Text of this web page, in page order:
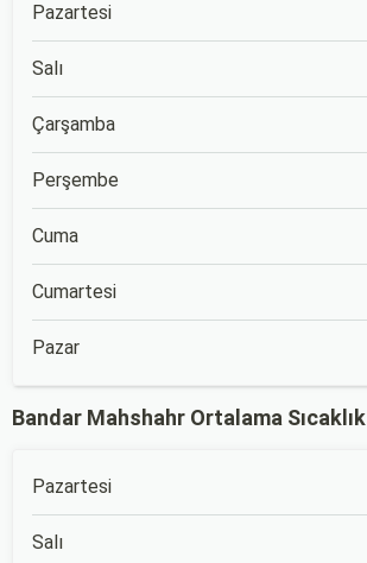
Pazartesi
Salı
Çarşamba
Perşembe
Cuma
Cumartesi
Pazar
Bandar Mahshahr Ortalama Sıcaklık
Pazartesi
Salı